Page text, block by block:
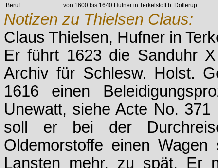
Beruf: von 1600 bis 1640 Hufner in Terkelstoft b. Dollerup.
Notizen zu Thielsen Claus:
Claus Thielsen, Hufner in
Er führt 1623 die Sanduhr
Archiv für Schlesw. Holst.
1616 einen
Unewatt, siehe Acte No.
soll er bei der
Oldemorstoffe einen
Lansten mehr, zu spät. Er